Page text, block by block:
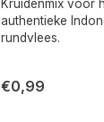
Kruidenmix voor
authentieke
rundvlees.
€0,99